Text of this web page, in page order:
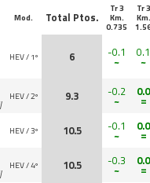
Mod. Total Ptos.
Tr 3
Km.
0.735
Tr 3
Km.
HEV / 1º 6 -0.1
~
0.1
~
HEV / 2º 9.3 -0.2
~
0.0
=
HEV / 3º 10.5 -0.1
~
0.0
=
HEV / 4º 10.5 -0.3
~
0.0
=